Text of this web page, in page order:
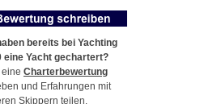
bereits bei Yachting
eine Yacht gechartert?
eine Charterbewertung
und Erfahrungen mit
Skippern teilen.